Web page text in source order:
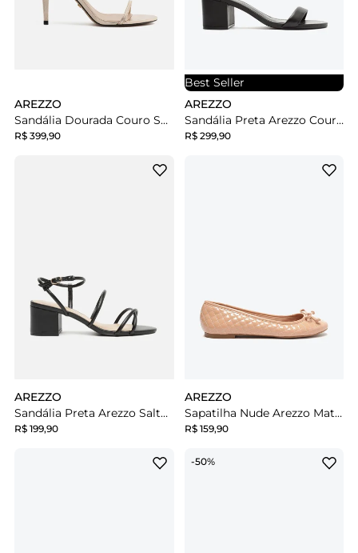
AREZZO
Sandália Dourada Couro Salto Médio Fino Tiras
R$ 399,90
Best Seller
AREZZO
Sandália Preta Arezzo Couro Bloco Médio Isabelli
R$ 299,90
AREZZO
Sandália Preta Arezzo Salto Médio Bloco Tiras Fivela
R$ 199,90
AREZZO
Sapatilha Nude Arezzo Matelassê Bico Redondo
R$ 159,90
-50%